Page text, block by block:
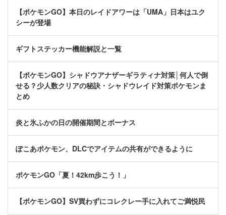
【ポケモンGO】本日のレイドアワーは「UMA」日本はユク
シーが登場
ギフトステッカー機能解説と一覧
【ポケモンGO】シャドウアナザーギラティナ対策│何人で倒
せる？少人数クリアの秘訣・シャドウレイド対策ポケモンま
とめ
炎と氷ふかの日の開催期間とボーナス
ぽこあポケモン、DLCでアイテムの共有ができるように
ポケモンGO「夏！42km歩こう！」
【ポケモンGO】SV買わずにコレクレー手に入れてご満悦民